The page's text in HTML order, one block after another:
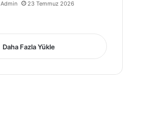
Admin 23 Temmuz 2026
Daha Fazla Yükle